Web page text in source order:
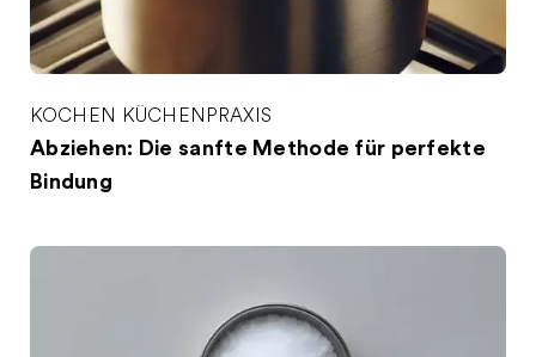
KOCHEN KÜCHENPRAXIS
Abziehen: Die sanfte Methode für perfekte
Bindung